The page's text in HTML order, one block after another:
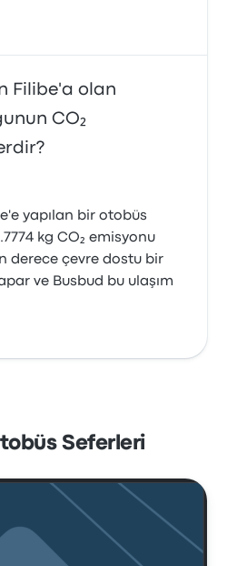
Filibe'a olan
CO₂
yapılan bir otobüs
kg CO₂ emisyonu
derece çevre dostu bir
ve Busbud bu ulaşım
Seferleri